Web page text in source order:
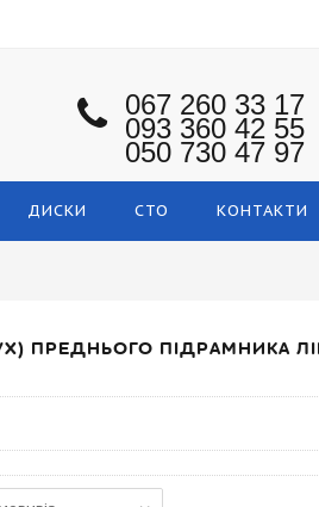
067 260 33 17
093 360 42 55
050 730 47 97
ДИСКИ СТО КОНТАКТИ
ПРЕДНЬОГО ПІДРАМНИКА